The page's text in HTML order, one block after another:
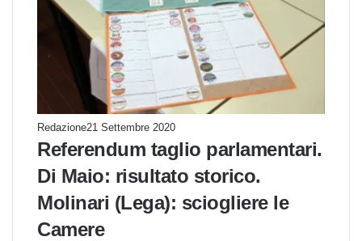
Redazione21 Settembre 2020
Referendum taglio parlamentari.
Di Maio: risultato storico.
Molinari (Lega): sciogliere le
Camere